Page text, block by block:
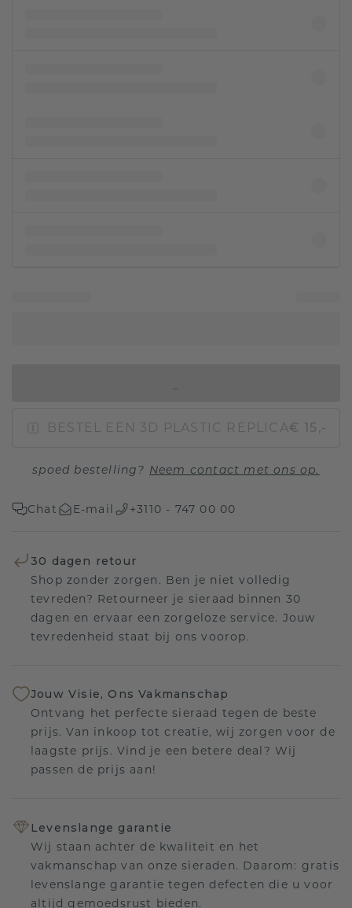
BESTEL EEN 3D PLASTIC REPLICA€ 15,-
spoed bestelling? Neem contact met ons op.
Chat E-mail +3110 - 747 00 00
30 dagen retour
Shop zonder zorgen. Ben je niet volledig
tevreden? Retourneer je sieraad binnen 30
dagen en ervaar een zorgeloze service. Jouw
tevredenheid staat bij ons voorop.
Jouw Visie, Ons Vakmanschap
Ontvang het perfecte sieraad tegen de beste
prijs. Van inkoop tot creatie, wij zorgen voor de
laagste prijs. Vind je een betere deal? Wij
passen de prijs aan!
Levenslange garantie
Wij staan achter de kwaliteit en het
vakmanschap van onze sieraden. Daarom: gratis
levenslange garantie tegen defecten die u voor
altijd gemoedsrust bieden.